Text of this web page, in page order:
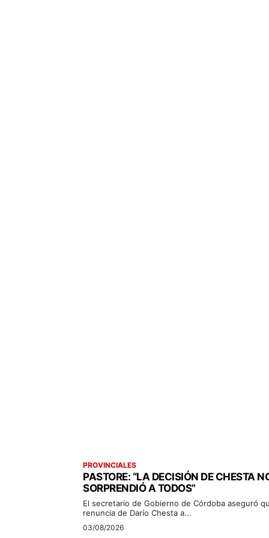
PROVINCIALES
PASTORE: “LA DECISIÓN DE CHESTA
SORPRENDIÓ A TODOS”
El secretario de Gobierno de Córdoba aseguró
renuncia de Darío Chesta a...
03/08/2026